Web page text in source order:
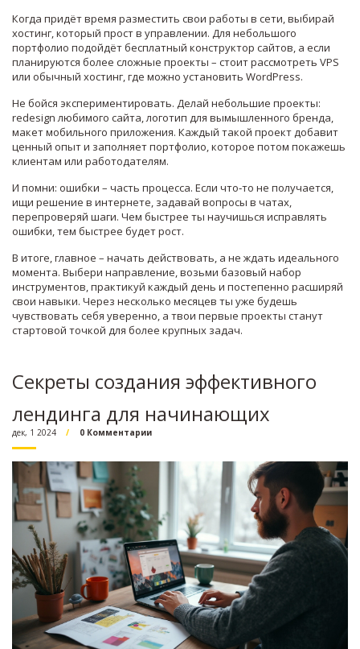
Когда придёт время разместить свои работы в сети, выбирай
хостинг, который прост в управлении. Для небольшого
портфолио подойдёт бесплатный конструктор сайтов, а если
планируются более сложные проекты – стоит рассмотреть VPS
или обычный хостинг, где можно установить WordPress.
Не бойся экспериментировать. Делай небольшие проекты:
redesign любимого сайта, логотип для вымышленного бренда,
макет мобильного приложения. Каждый такой проект добавит
ценный опыт и заполняет портфолио, которое потом покажешь
клиентам или работодателям.
И помни: ошибки – часть процесса. Если что‑то не получается,
ищи решение в интернете, задавай вопросы в чатах,
перепроверяй шаги. Чем быстрее ты научишься исправлять
ошибки, тем быстрее будет рост.
В итоге, главное – начать действовать, а не ждать идеального
момента. Выбери направление, возьми базовый набор
инструментов, практикуй каждый день и постепенно расширяй
свои навыки. Через несколько месяцев ты уже будешь
чувствовать себя уверенно, а твои первые проекты станут
стартовой точкой для более крупных задач.
Секреты создания эффективного
лендинга для начинающих
дек, 1 2024 0 Комментарии